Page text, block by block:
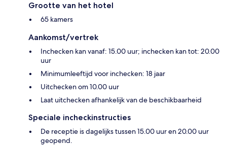
Grootte van het hotel
65 kamers
Aankomst/vertrek
Inchecken kan vanaf: 15.00 uur; inchecken kan tot: 20.00
uur
Minimumleeftijd voor inchecken: 18 jaar
Uitchecken om 10.00 uur
Laat uitchecken afhankelijk van de beschikbaarheid
Speciale incheckinstructies
De receptie is dagelijks tussen 15.00 uur en 20.00 uur
geopend.